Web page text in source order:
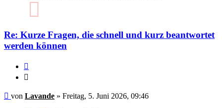
Re: Kurze Fragen, die schnell und kurz beantwortet
werden können
Ungelesener
von Lavande » Freitag, 5. Juni 2026, 09:46